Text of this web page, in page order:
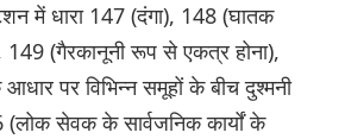
में धारा 147 (दंगा), 148 (घातक
149 (गैरकानूनी रूप से एकत्र होना),
पर विभिन्न समूहों के बीच दुश्मनी
(लोक सेवक के सार्वजनिक कार्यों के